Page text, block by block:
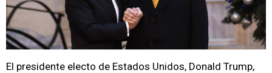
El presidente electo de Estados Unidos, Donald Trump,